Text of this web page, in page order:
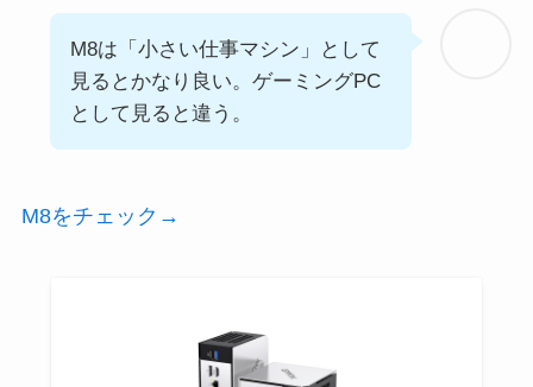
M8は「小さい仕事マシン」として
見るとかなり良い。ゲーミングPC
として見ると違う。
M8をチェック→